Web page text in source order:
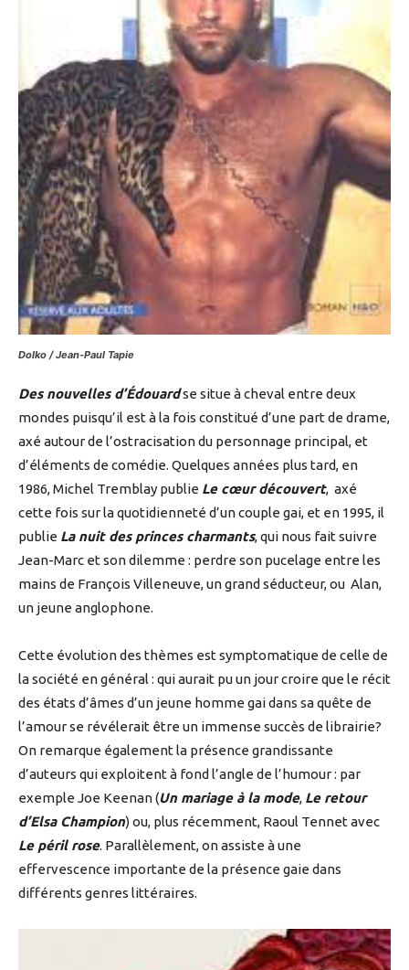
Dolko / Jean-Paul Tapie
Des nouvelles d’Édouardse situe à cheval entre deux
mondes puisqu’il est à la fois constitué d’une part de drame,
axé autour de l’ostracisation du personnage principal, et
d’éléments de comédie. Quelques années plus tard, en
1986, Michel Tremblay publie Le cœur découvert, axé
cette fois sur la quotidienneté d’un couple gai, et en 1995, il
publie La nuit des princes charmants, qui nous fait suivre
Jean-Marc et son dilemme : perdre son pucelage entre les
mains de François Villeneuve, un grand séducteur, ou Alan,
un jeune anglophone.
Cette évolution des thèmes est symptomatique de celle de
la société en général : qui aurait pu un jour croire que le récit
des états d’âmes d’un jeune homme gai dans sa quête de
l’amour se révélerait être un immense succès de librairie?
On remarque également la présence grandissante
d’auteurs qui exploitent à fond l’angle de l’humour : par
exemple Joe Keenan (Un mariage à la mode, Le retour
d’Elsa Champion) ou, plus récemment, Raoul Tennet avec
Le péril rose. Parallèlement, on assiste à une
effervescence importante de la présence gaie dans
différents genres littéraires.